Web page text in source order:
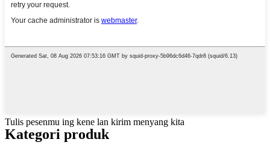
Tulis pesenmu ing kene lan kirim menyang kita
Kategori produk